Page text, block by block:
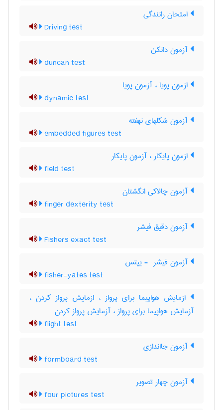
امتحان رانندگی
Driving test
آزمون دانکن
duncan test
ازمون پویا ، آزمون پویا
dynamic test
آزمون شکلهای نهفته
embedded figures test
ازمون پایکار ، آزمون پایکار
field test
آزمون چالاکی انگشتان
finger dexterity test
آزمون دقیق فیشر
Fishers exact test
آزمون فیشر ‎ - ییتس
fisher-yates test
ازمایش هواپیما برای پرواز ، ازمایش پرواز کردن ،
آزمایش هواپیما برای پرواز ، آزمایش پرواز کردن
flight test
آزمون جااندازی
formboard test
آزمون چهار تصویر
four pictures test